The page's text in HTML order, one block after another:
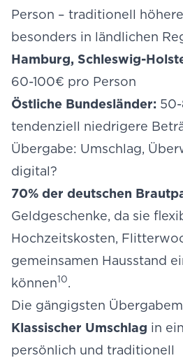
Person – traditionell
besonders in ländlichen
Hamburg, Schleswig-
60-100€ pro Person
Östliche Bundesländer:
tendenziell niedrigere
Übergabe: Umschlag,
digital?
70% der deutschen
Geldgeschenke, da sie
Hochzeitskosten,
gemeinsamen Hausstand
können10.
Die gängigsten
Klassischer Umschlag in
persönlich und traditionell